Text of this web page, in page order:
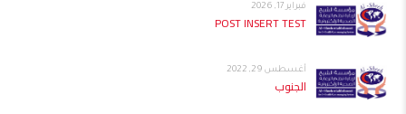
فبراير 17, 2026
POST INSERT TEST
أغسطس 29, 2022
الجنوب